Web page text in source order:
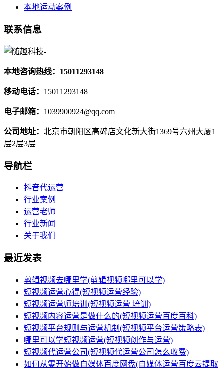
本地运动案例
联系信息
本地咨询热线：15011293148
移动电话： 15011293148
电子邮箱： 1039900924@qq.com
公司地址： 北京市朝阳区高碑店文化新大街1369号六州大厦1
层2层3层
导航栏
抖音代运营
行业案例
运营老师
行业新闻
关于我们
最近发表
剪辑视频去哪里学(剪辑视频哪里可以学)
短视频运营心得(短视频运营经验)
短视频运营师培训(短视频运营 培训)
短视频内容运营是做什么的(短视频运营百度百科)
短视频平台规则与运营机制(短视频平台运营策略表)
哪里可以学短视频运营(短视频创作与运营)
短视频代运营公司(短视频代运营公司怎么收费)
如何从零开始做自媒体百度网盘(自媒体运营百度云提取